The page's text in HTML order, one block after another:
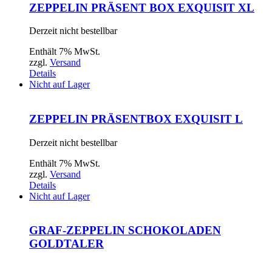
ZEPPELIN PRÄSENT BOX EXQUISIT XL
Derzeit nicht bestellbar
Enthält 7% MwSt.
zzgl. Versand
Details
Nicht auf Lager
ZEPPELIN PRÄSENTBOX EXQUISIT L
Derzeit nicht bestellbar
Enthält 7% MwSt.
zzgl. Versand
Details
Nicht auf Lager
GRAF-ZEPPELIN SCHOKOLADEN
GOLDTALER